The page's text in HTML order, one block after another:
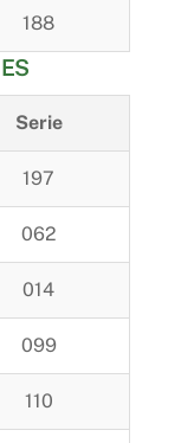
188
Serie
197
062
014
099
110